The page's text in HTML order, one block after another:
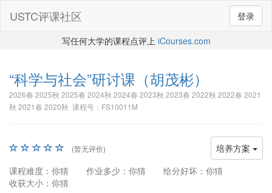
登录
USTC评课社区
写任何大学的课程点评上 iCourses.com
“科学与社会”研讨课 （胡茂彬）
2026春 2025秋 2025春 2024秋 2024春 2023秋 2023春 2022秋 2022春 2021
秋 2021春 2020秋 课程号：FS10011M
培养方案
(暂无评价)
课程难度：你猜 作业多少：你猜
给分好坏：你猜
收获大小：你猜